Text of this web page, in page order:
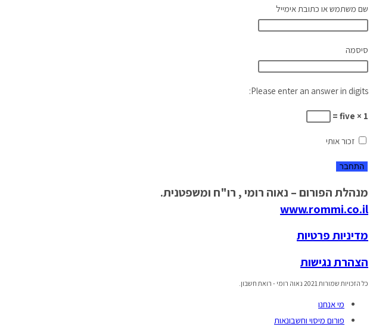
שם משתמש או כתובת אימייל
סיסמה
Please enter an answer in digits:
1 × five =
זכור אותי
מנהלת הפורום – נאוה רומי , רו"ח ומשפטנית.
www.rommi.co.il
מדיניות פרטיות
הצהרת נגישות
כל הזכויות שמורות 2021 נאוה רומי - רואת חשבון.
מי אנחנו
פורום מיסוי וחשבונאות